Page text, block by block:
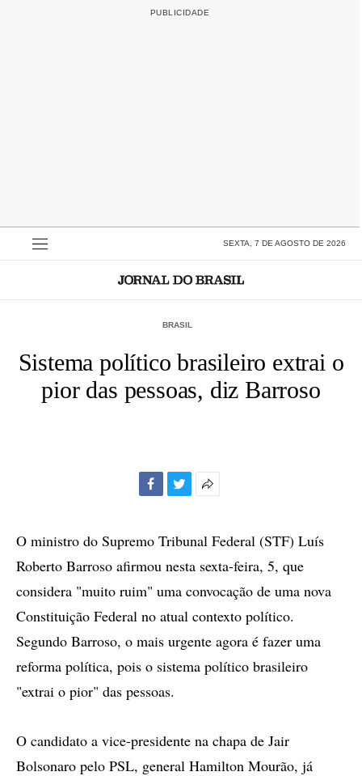
SEXTA, 7 DE AGOSTO DE 2026
BRASIL
Sistema político brasileiro extrai o
pior das pessoas, diz Barroso
compartilhamento
O ministro do Supremo Tribunal Federal (STF) Luís
Roberto Barroso afirmou nesta sexta-feira, 5, que
considera "muito ruim" uma convocação de uma nova
Constituição Federal no atual contexto político.
Segundo Barroso, o mais urgente agora é fazer uma
reforma política, pois o sistema político brasileiro
"extrai o pior" das pessoas.
O candidato a vice-presidente na chapa de Jair
Bolsonaro pelo PSL, general Hamilton Mourão, já